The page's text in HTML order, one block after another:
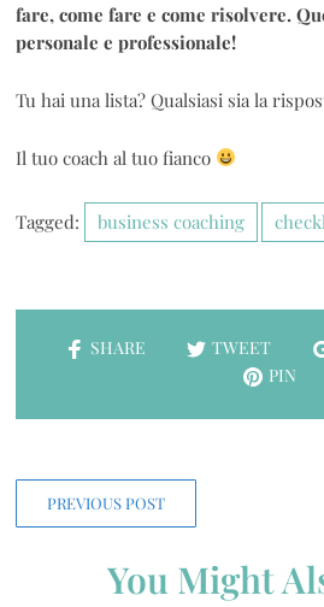
fare, come fare e come risolvere.
personale e professionale!
Tu hai una lista? Qualsiasi sia la
Il tuo coach al tuo fianco
Tagged: business coaching
SHARE TWEET
PIN
PREVIOUS POST
You Might